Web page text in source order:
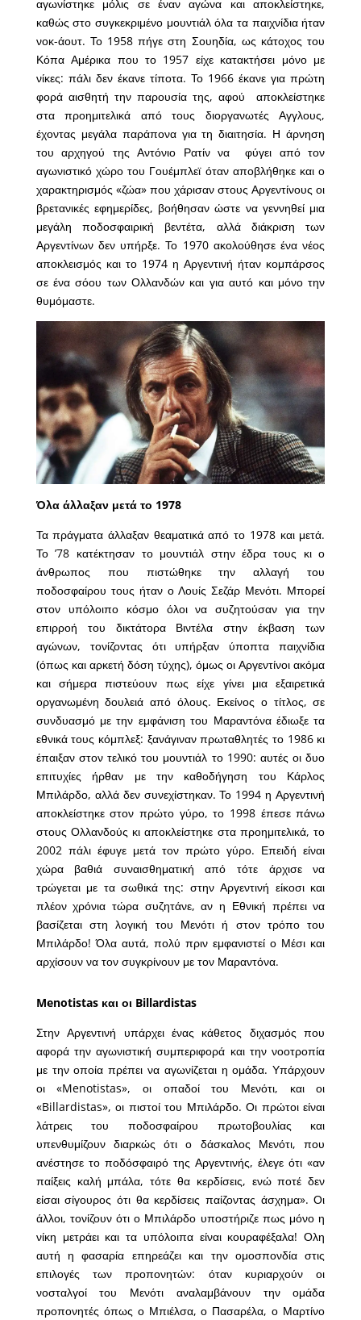
αγωνίστηκε μόλις σε έναν αγώνα και αποκλείστηκε,
καθώς στο συγκεκριμένο μουντιάλ όλα τα παιχνίδια ήταν
νοκ-άουτ. Το 1958 πήγε στη Σουηδία, ως κάτοχος του
Κόπα Αμέρικα που το 1957 είχε κατακτήσει μόνο με
νίκες: πάλι δεν έκανε τίποτα. Το 1966 έκανε για πρώτη
φορά αισθητή την παρουσία της, αφού αποκλείστηκε
στα προημιτελικά από τους διοργανωτές Αγγλους,
έχοντας μεγάλα παράπονα για τη διαιτησία. Η άρνηση
του αρχηγού της Αντόνιο Ρατίν να φύγει από τον
αγωνιστικό χώρο του Γουέμπλεϊ όταν αποβλήθηκε και ο
χαρακτηρισμός «ζώα» που χάρισαν στους Αργεντίνους οι
βρετανικές εφημερίδες, βοήθησαν ώστε να γεννηθεί μια
μεγάλη ποδοσφαιρική βεντέτα, αλλά διάκριση των
Αργεντίνων δεν υπήρξε. Το 1970 ακολούθησε ένα νέος
αποκλεισμός και το 1974 η Αργεντινή ήταν κομπάρσος
σε ένα σόου των Ολλανδών και για αυτό και μόνο την
θυμόμαστε.
Όλα άλλαξαν μετά το 1978
Τα πράγματα άλλαξαν θεαματικά από το 1978 και μετά.
Το ’78 κατέκτησαν το μουντιάλ στην έδρα τους κι ο
άνθρωπος που πιστώθηκε την αλλαγή του
ποδοσφαίρου τους ήταν ο Λουίς Σεζάρ Μενότι. Μπορεί
στον υπόλοιπο κόσμο όλοι να συζητούσαν για την
επιρροή του δικτάτορα Βιντέλα στην έκβαση των
αγώνων, τονίζοντας ότι υπήρξαν ύποπτα παιχνίδια
(όπως και αρκετή δόση τύχης), όμως οι Αργεντίνοι ακόμα
και σήμερα πιστεύουν πως είχε γίνει μια εξαιρετικά
οργανωμένη δουλειά από όλους. Εκείνος ο τίτλος, σε
συνδυασμό με την εμφάνιση του Μαραντόνα έδιωξε τα
εθνικά τους κόμπλεξ: ξανάγιναν πρωταθλητές το 1986 κι
έπαιξαν στον τελικό του μουντιάλ το 1990: αυτές οι δυο
επιτυχίες ήρθαν με την καθοδήγηση του Κάρλος
Μπιλάρδο, αλλά δεν συνεχίστηκαν. Το 1994 η Αργεντινή
αποκλείστηκε στον πρώτο γύρο, το 1998 έπεσε πάνω
στους Ολλανδούς κι αποκλείστηκε στα προημιτελικά, το
2002 πάλι έφυγε μετά τον πρώτο γύρο. Επειδή είναι
χώρα βαθιά συναισθηματική από τότε άρχισε να
τρώγεται με τα σωθικά της: στην Αργεντινή είκοσι και
πλέον χρόνια τώρα συζητάνε, αν η Εθνική πρέπει να
βασίζεται στη λογική του Μενότι ή στον τρόπο του
Μπιλάρδο! Όλα αυτά, πολύ πριν εμφανιστεί ο Μέσι και
αρχίσουν να τον συγκρίνουν με τον Μαραντόνα.
Menotistas και οι Billardistas
Στην Αργεντινή υπάρχει ένας κάθετος διχασμός που
αφορά την αγωνιστική συμπεριφορά και την νοοτροπία
με την οποία πρέπει να αγωνίζεται η ομάδα. Υπάρχουν
οι «Menotistas», οι οπαδοί του Μενότι, και οι
«Billardistas», οι πιστοί του Μπιλάρδο. Οι πρώτοι είναι
λάτρεις του ποδοσφαίρου πρωτοβουλίας και
υπενθυμίζουν διαρκώς ότι ο δάσκαλος Μενότι, που
ανέστησε το ποδόσφαιρό της Αργεντινής, έλεγε ότι «αν
παίξεις καλή μπάλα, τότε θα κερδίσεις, ενώ ποτέ δεν
είσαι σίγουρος ότι θα κερδίσεις παίζοντας άσχημα». Οι
άλλοι, τονίζουν ότι ο Μπιλάρδο υποστήριζε πως μόνο η
νίκη μετράει και τα υπόλοιπα είναι κουραφέξαλα! Ολη
αυτή η φασαρία επηρεάζει και την ομοσπονδία στις
επιλογές των προπονητών: όταν κυριαρχούν οι
νοσταλγοί του Μενότι αναλαμβάνουν την ομάδα
προπονητές όπως ο Μπιέλσα, ο Πασαρέλα, ο Μαρτίνο